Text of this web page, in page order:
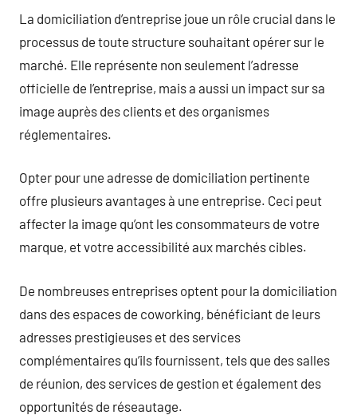
La domiciliation d’entreprise joue un rôle crucial dans le
processus de toute structure souhaitant opérer sur le
marché. Elle représente non seulement l’adresse
officielle de l’entreprise, mais a aussi un impact sur sa
image auprès des clients et des organismes
réglementaires.
Opter pour une adresse de domiciliation pertinente
offre plusieurs avantages à une entreprise. Ceci peut
affecter la image qu’ont les consommateurs de votre
marque, et votre accessibilité aux marchés cibles.
De nombreuses entreprises optent pour la domiciliation
dans des espaces de coworking, bénéficiant de leurs
adresses prestigieuses et des services
complémentaires qu’ils fournissent, tels que des salles
de réunion, des services de gestion et également des
opportunités de réseautage.